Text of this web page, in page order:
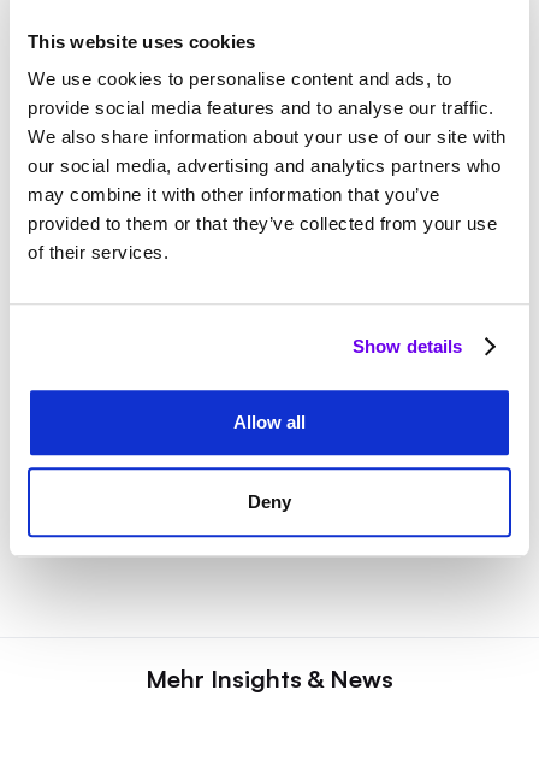
This website uses cookies
We use cookies to personalise content and ads, to
provide social media features and to analyse our traffic.
We also share information about your use of our site with
our social media, advertising and analytics partners who
may combine it with other information that you’ve
provided to them or that they’ve collected from your use
of their services.
Show details
Allow all
Deny
in die Fertigungspraxis zu bringen.
Artikel teilen
Mehr Insights & News